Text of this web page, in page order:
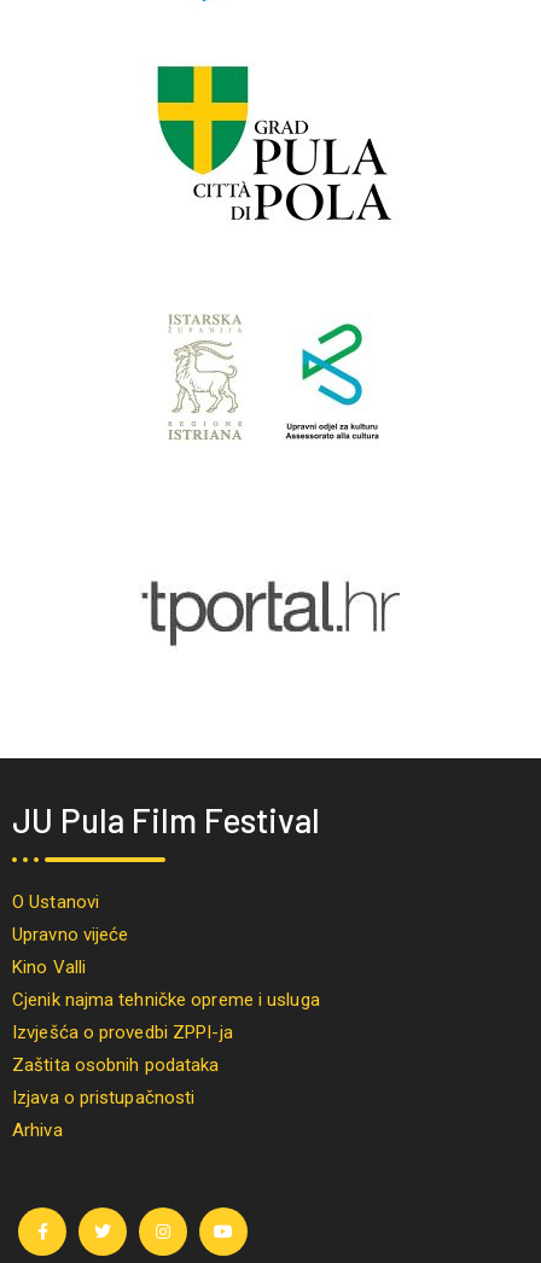
JU Pula Film Festival
O Ustanovi
Upravno vijeće
Kino Valli
Cjenik najma tehničke opreme i usluga
Izvješća o provedbi ZPPI-ja
Zaštita osobnih podataka
Izjava o pristupačnosti
Arhiva